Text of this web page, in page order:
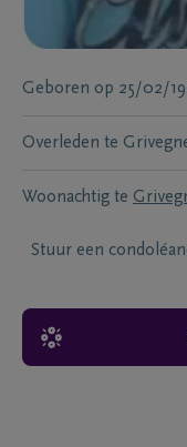
Geboren op 25/02/
Overleden te
Woonachtig te
Stuur een